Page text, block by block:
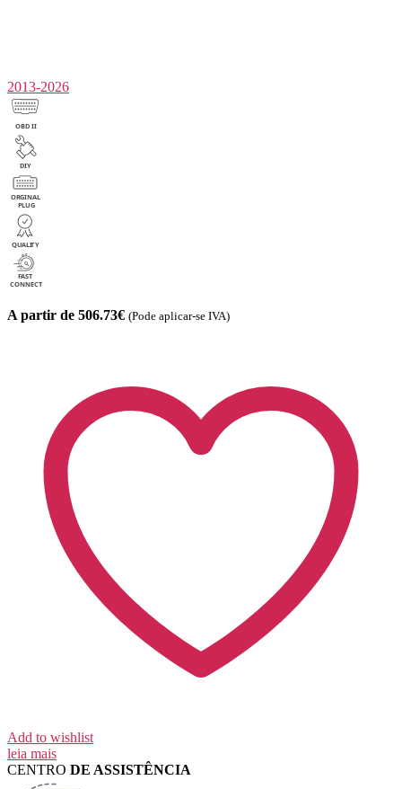
2013-2026
A partir de 506.73€ (Pode aplicar-se IVA)
Add to wishlist
leia mais
CENTRO DE ASSISTÊNCIA